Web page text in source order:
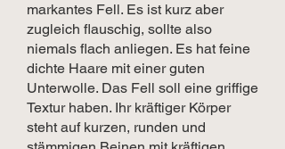
markantes Fell. Es ist kurz aber
zugleich flauschig, sollte also
niemals flach anliegen. Es hat feine
dichte Haare mit einer guten
Unterwolle. Das Fell soll eine griffige
Textur haben. Ihr kräftiger Körper
steht auf kurzen, runden und